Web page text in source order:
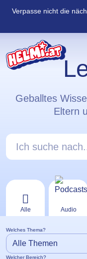
Navigation
Zum
Verpasse nicht die
Geballtes
Eltern
Ich suche nach…
Kategorie Alle
Alle Audio
Welches Thema?
Welcher Bereich?